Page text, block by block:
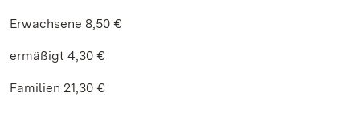
Erwachsene 8,50 €
ermäßigt 4,30 €
Familien 21,30 €